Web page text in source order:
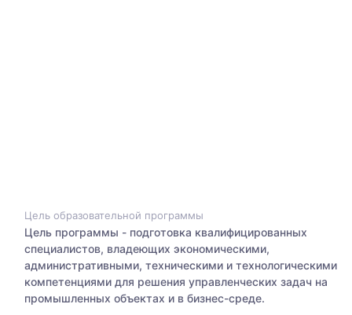
Цель образовательной программы
Цель программы - подготовка квалифицированных
специалистов, владеющих экономическими,
административными, техническими и технологическими
компетенциями для решения управленческих задач на
промышленных объектах и в бизнес-среде.